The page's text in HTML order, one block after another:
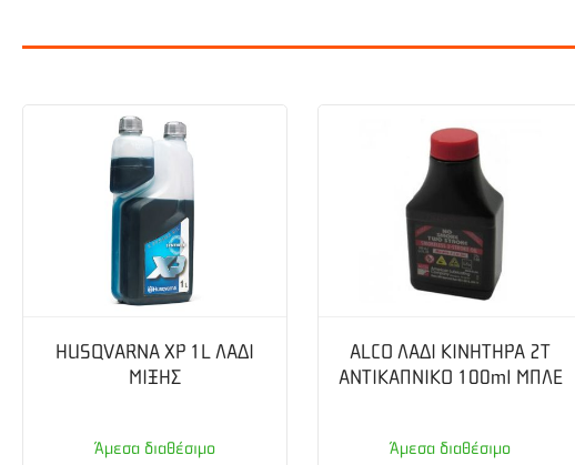
Χειρολαβή Τύπου Loop
Κυβισμος 35,8 cm3
Ισχύς κινητήρα 1,4 hp/ 7000 rpm
Χωριτικότητα κινητήρα σε λάδι: 0,1 L
HUSQVARNA XP 1L ΛΑΔΙ
ΜΙΞΗΣ
Άμεσα διαθέσιμο
ALCO ΛΑΔΙ ΚΙΝΗΤΗΡΑ 2Τ
ΑΝΤΙΚΑΠΝΙΚΟ 100ml ΜΠΛΕ
Άμεσα διαθέσιμο